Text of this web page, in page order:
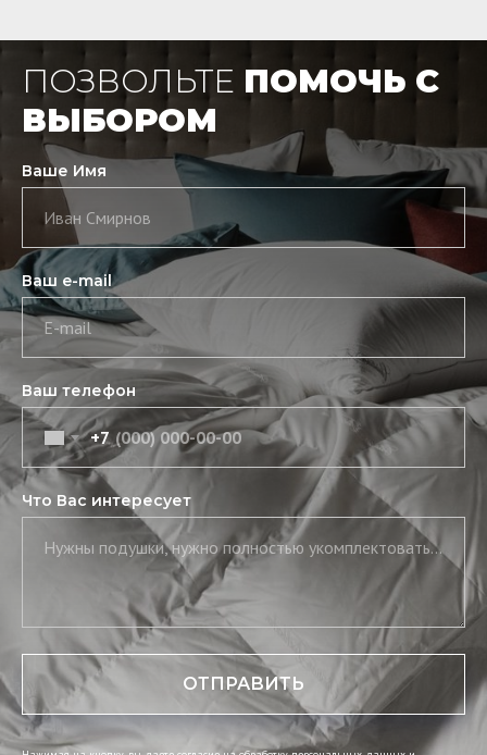
ПОЗВОЛЬТЕ ПОМОЧЬ С
ВЫБОРОМ
Ваше Имя
Иван Смирнов
Ваш e-mail
E-mail
Ваш телефон
+7
Что Вас интересует
Нужны подушки, нужно полностью укомплектовать постель, нужны скатерть и салфетки
ОТПРАВИТЬ